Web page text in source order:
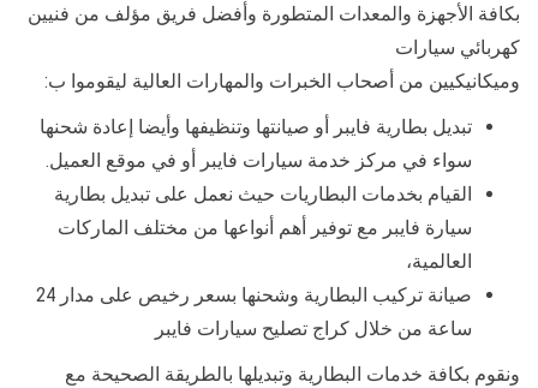
بكافة الأجهزة والمعدات المتطورة وأفضل فريق مؤلف من فنيين
كهربائي سيارات
وميكانيكيين من أصحاب الخبرات والمهارات العالية ليقوموا ب:
تبديل بطارية فايبر أو صيانتها وتنظيفها وأيضا إعادة شحنها
سواء في مركز خدمة سيارات فايبر أو في موقع العميل.
القيام بخدمات البطاريات حيث نعمل على تبديل بطارية
سيارة فايبر مع توفير أهم أنواعها من مختلف الماركات
العالمية،
صيانة تركيب البطارية وشحنها بسعر رخيص على مدار 24
ساعة من خلال كراج تصليح سيارات فايبر
ونقوم بكافة خدمات البطارية وتبديلها بالطريقة الصحيحة مع